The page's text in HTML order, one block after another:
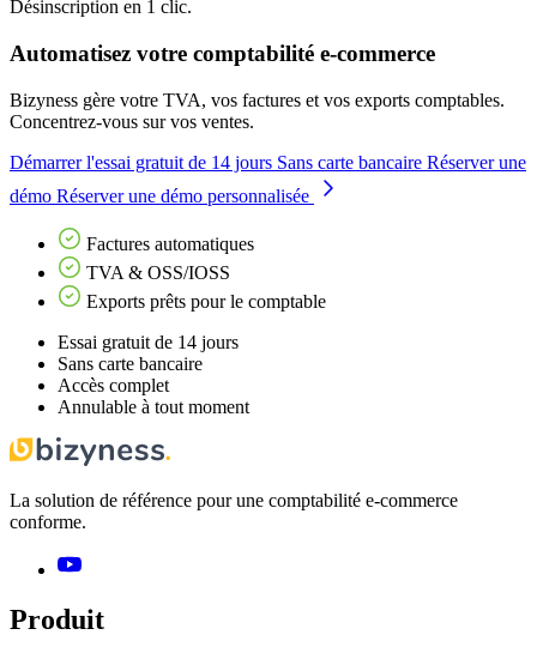
Désinscription en 1 clic.
Automatisez votre comptabilité e-commerce
Bizyness gère votre TVA, vos factures et vos exports comptables.
Concentrez-vous sur vos ventes.
Démarrer l'essai gratuit de 14 jours Sans carte bancaire Réserver une
démo Réserver une démo personnalisée
Factures automatiques
TVA & OSS/IOSS
Exports prêts pour le comptable
Essai gratuit de 14 jours
Sans carte bancaire
Accès complet
Annulable à tout moment
La solution de référence pour une comptabilité e-commerce
conforme.
Produit